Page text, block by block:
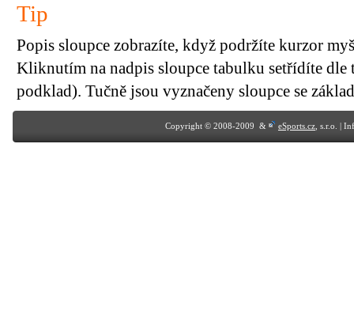
Tip
Popis sloupce zobrazíte, když podržíte kurzor
Kliknutím na nadpis sloupce tabulku setřídíte dle
podklad). Tučně jsou vyznačeny sloupce se
Copyright © 2008-2009 & eSports.cz , s.r.o. |